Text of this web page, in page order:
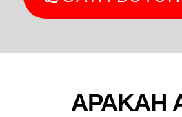
APAKAH